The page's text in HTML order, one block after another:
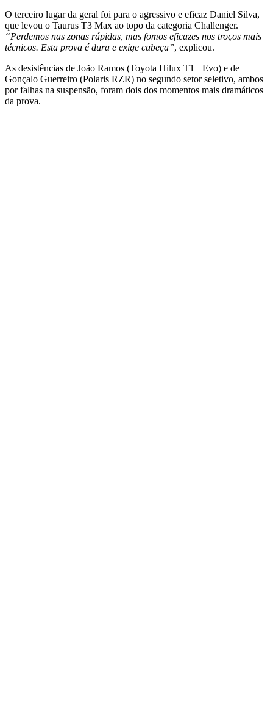
O terceiro lugar da geral foi para o agressivo e eficaz Daniel Silva,
que levou o Taurus T3 Max ao topo da categoria Challenger.
“Perdemos nas zonas rápidas, mas fomos eficazes nos troços mais
técnicos. Esta prova é dura e exige cabeça”, explicou.
As desistências de João Ramos (Toyota Hilux T1+ Evo) e de
Gonçalo Guerreiro (Polaris RZR) no segundo setor seletivo, ambos
por falhas na suspensão, foram dois dos momentos mais dramáticos
da prova.